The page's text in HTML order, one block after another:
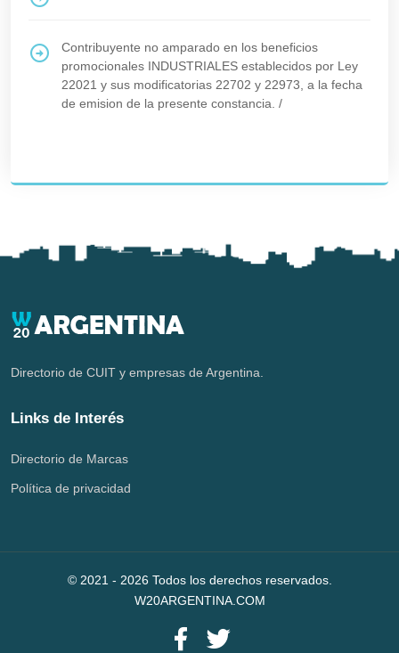
Contribuyente no amparado en los beneficios
promocionales INDUSTRIALES establecidos por Ley
22021 y sus modificatorias 22702 y 22973, a la fecha
de emision de la presente constancia. /
Directorio de CUIT y empresas de Argentina.
Links de Interés
Directorio de Marcas
Política de privacidad
© 2021 - 2026 Todos los derechos reservados.
W20ARGENTINA.COM